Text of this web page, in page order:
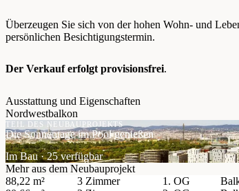
Überzeugen Sie sich von der hohen Wohn- und
persönlichen Besichtigungstermin.
Der Verkauf erfolgt provisionsfrei.
Ausstattung und Eigenschaften
Nordwestbalkon
TEIL DES NEUBAUPROJEKTS
Die Sonnentage im Pool genießen
Im Bau · 25 verfügbar
Mehr aus dem Neubauprojekt
88,22 m²
3 Zimmer 1. OG